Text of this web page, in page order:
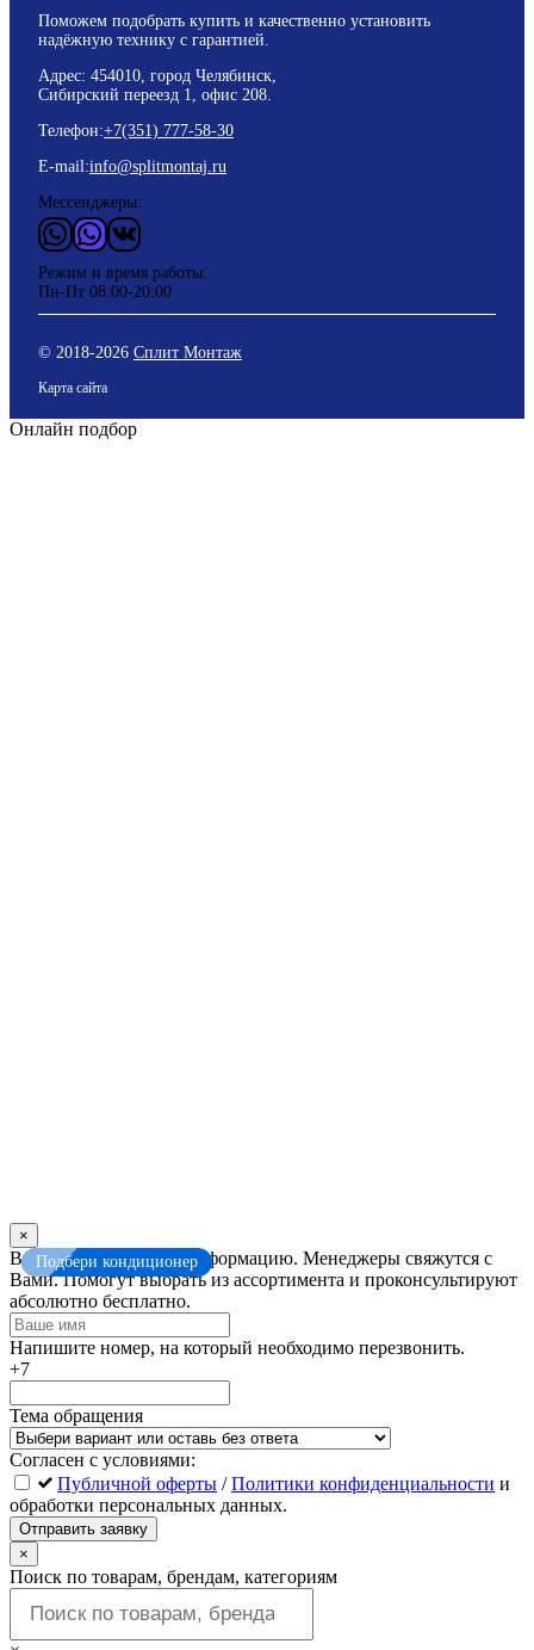
Подбери кондиционер
Поможем подобрать купить и качественно установить
надёжную технику с гарантией.
Адрес: 454010, город Челябинск,
Сибирский переезд 1, офис 208.
Телефон:+7(351) 777-58-30
E-mail:info@splitmontaj.ru
Мессенджеры:
WhatsApp
ViderВКонтакте
Режим и время работы:
Пн-Пт 08:00-20:00
© 2018-2026 Сплит Монтаж
Карта сайта
Онлайн подбор
×
Оставьте
это
поле
пустым
Введите контактную информацию. Менеджеры свяжутся с
Вами. Помогут выбрать из ассортимента и проконсультируют
абсолютно бесплатно.
Напишите номер, на который необходимо перезвонить.
+7
Тема обращения
Согласен с условиями:
Публичной оферты /Политики конфиденциальности и
обработки персональных данных.
Отправить заявку
×
Поиск по товарам, брендам, категориям